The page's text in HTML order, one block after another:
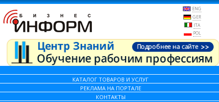
ENG
GER
ITA
POL
КАТАЛОГ ТОВАРОВ И УСЛУГ
РЕКЛАМА НА ПОРТАЛЕ
КОНТАКТЫ